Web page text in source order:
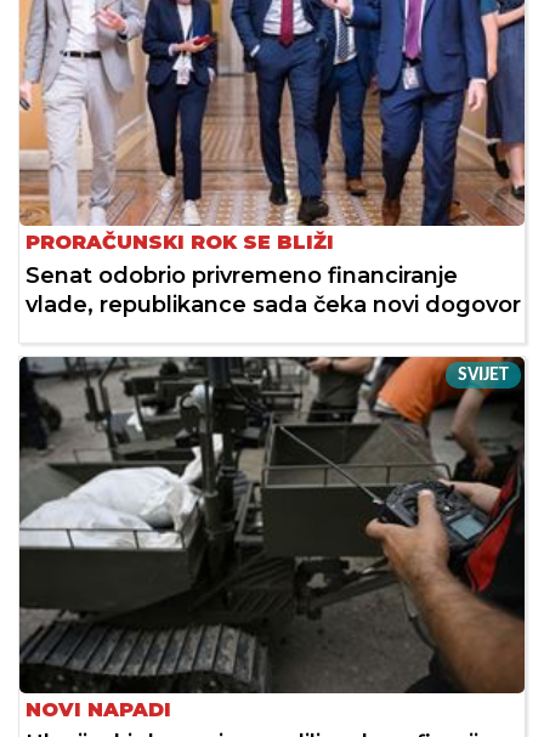
PRORAČUNSKI ROK SE BLIŽI
Senat odobrio privremeno financiranje
vlade, republikance sada čeka novi dogovor
SVIJET
NOVI NAPADI